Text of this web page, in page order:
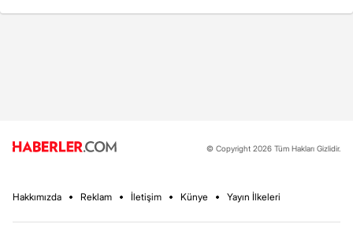
© Copyright 2026 Tüm Hakları Gizlidir.
Hakkımızda Reklam İletişim Künye Yayın İlkeleri